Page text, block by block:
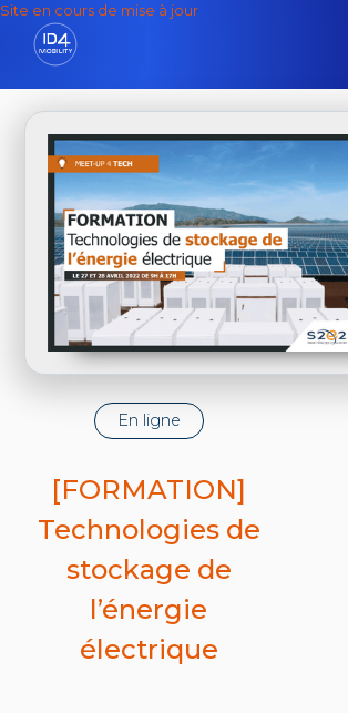
Site en cours de mise à jour
En ligne
[FORMATION]
Technologies de
stockage de
l’énergie
électrique